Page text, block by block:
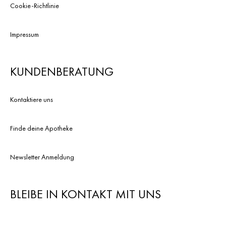
Cookie-Richtlinie
Impressum
KUNDENBERATUNG
Kontaktiere uns
Finde deine Apotheke
Newsletter Anmeldung
BLEIBE IN KONTAKT MIT UNS